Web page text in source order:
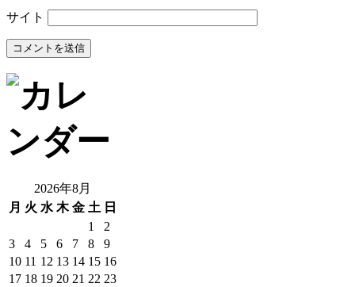
サイト
2026年8月
月 火 水 木 金 土 日
1
2
3
4 5 6 7 8
9
10 11 12 13 14 15 16
17 18 19 20 21 22 23